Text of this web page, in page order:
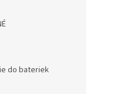
do bateriek